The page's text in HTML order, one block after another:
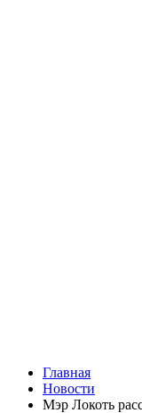
Главная
Новости
Мэр Локоть